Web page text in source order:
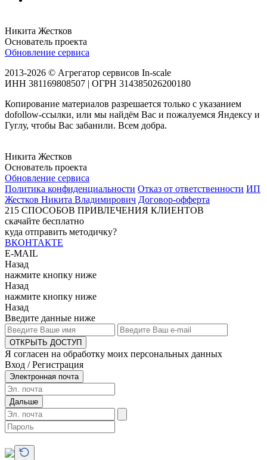
Никита Жестков
Основатель проекта
Обновление сервиса
2013-2026 © Агрегатор сервисов In-scale
ИНН 381169808507 | ОГРН 314385026200180
Копирование материалов разрешается только с указанием
dofollow-ссылки, или мы найдём Вас и пожалуемся Яндексу и
Гуглу, чтобы Вас забанили. Всем добра.
Никита Жестков
Основатель проекта
Обновление сервиса
Политика конфиденциальности Отказ от ответственности ИП
Жестков Никита Владимирович Договор-офферта
215 СПОСОБОВ ПРИВЛЕЧЕНИЯ КЛИЕНТОВ
скачайте бесплатно
куда отправить методичку?
ВКОНТАКТЕ
E-MAIL
Назад
нажмите кнопку ниже
Назад
нажмите кнопку ниже
Назад
Введите данные ниже
ОТКРЫТЬ ДОСТУП
Я согласен на обработку моих персональных данных
Вход / Регистрация
Электронная почта
Дальше